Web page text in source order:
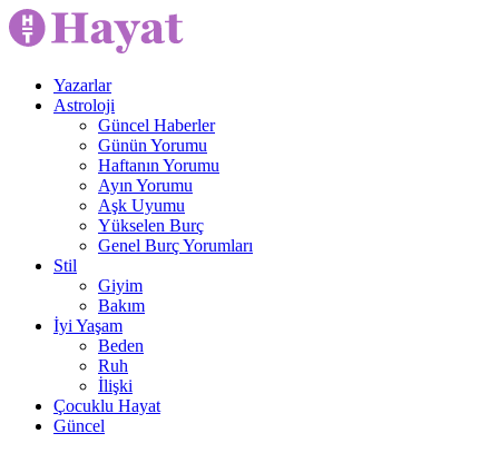
Yazarlar
Astroloji
Güncel Haberler
Günün Yorumu
Haftanın Yorumu
Ayın Yorumu
Aşk Uyumu
Yükselen Burç
Genel Burç Yorumları
Stil
Giyim
Bakım
İyi Yaşam
Beden
Ruh
İlişki
Çocuklu Hayat
Güncel